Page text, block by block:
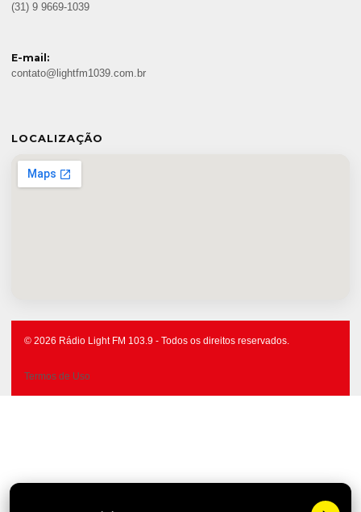
(31) 9 9669-1039
E-mail:
contato@lightfm1039.com.br
LOCALIZAÇÃO
© 2026 Rádio Light FM 103.9 - Todos os direitos reservados.
Termos de Uso